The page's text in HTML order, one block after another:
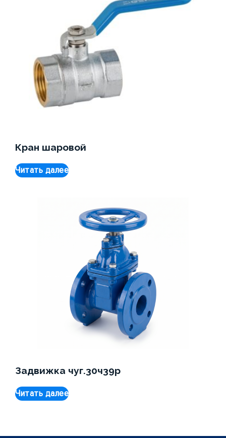
Кран шаровой
Читать далее
Задвижка чуг.30ч39р
Читать далее